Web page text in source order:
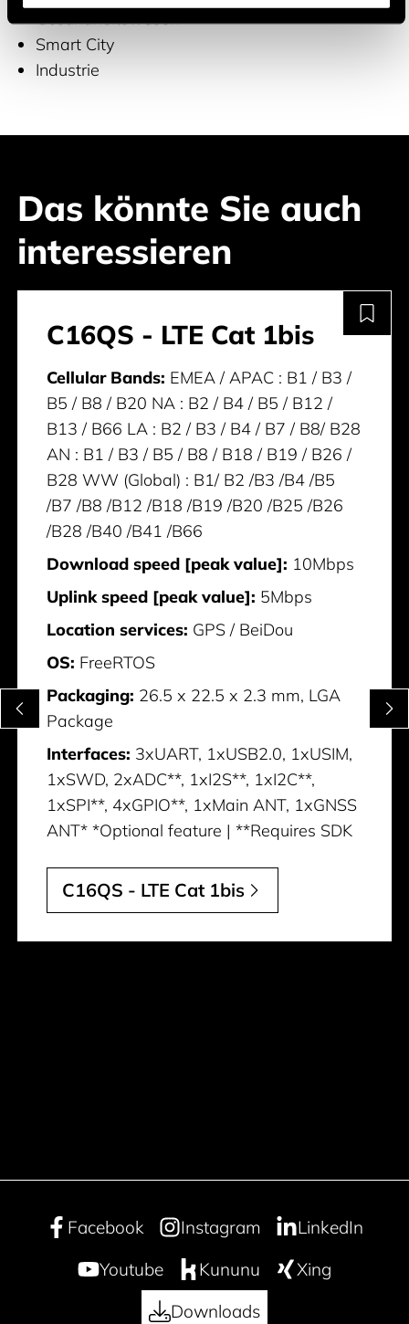
Gesundheitswesen
Smart City
Industrie
Das könnte Sie auch
interessieren
C16QS - LTE Cat 1bis
Cellular Bands: EMEA / APAC : B1 / B3 /
B5 / B8 / B20 NA : B2 / B4 / B5 / B12 /
B13 / B66 LA : B2 / B3 / B4 / B7 / B8/ B28
AN : B1 / B3 / B5 / B8 / B18 / B19 / B26 /
B28 WW (Global) : B1/ B2 /B3 /B4 /B5
/B7 /B8 /B12 /B18 /B19 /B20 /B25 /B26
/B28 /B40 /B41 /B66
Download speed [peak value]: 10Mbps
Uplink speed [peak value]: 5Mbps
Location services: GPS / BeiDou
OS: FreeRTOS
Packaging: 26.5 x 22.5 x 2.3 mm, LGA
Package
Interfaces: 3xUART, 1xUSB2.0, 1xUSIM,
1xSWD, 2xADC**, 1xI2S**, 1xI2C**,
1xSPI**, 4xGPIO**, 1xMain ANT, 1xGNSS
ANT* *Optional feature | **Requires SDK
C16QS - LTE Cat 1bis
Facebook Instagram
LinkedIn
Youtube
Kununu
Xing
Downloads